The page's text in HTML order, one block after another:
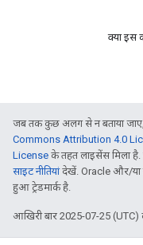
क्या इस
जब तक कुछ अलग से न बताया
Commons Attribution 4.0
License के तहत लाइसेंस मिला है.
साइट नीतियांदेखें. Oracle और/या
हुआ ट्रेडमार्क है.
आखिरी बार 2025-07-25 (UTC)